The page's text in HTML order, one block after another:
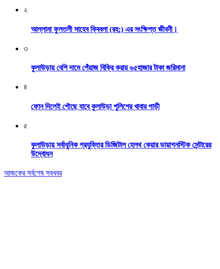
২
আল্লামা ফুলতলী সাহেব ক্বিবলা (রহ:) এর সংক্ষিপ্ত জীবনী।
৩
কুলাউড়ায় বেশি দামে পেঁয়াজ বিক্রি করায় ৬৫হাজার টাকা জরিমানা
৪
ফোন দিলেই পৌছে যাবে কুলাউড়া পুলিশের খাবার গাড়ী
৫
কুলাউড়ায় সর্বাধুনিক প্রযুক্তির ডিজিটাল হেলথ কেয়ার ডায়াগনস্টিক সেন্টারের
উদ্বোধন
আজকের সর্বশেষ সবখবর